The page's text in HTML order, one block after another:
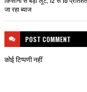
जा रहा ब्याज
POST COMMENT
कोई टिप्पणी नहीं